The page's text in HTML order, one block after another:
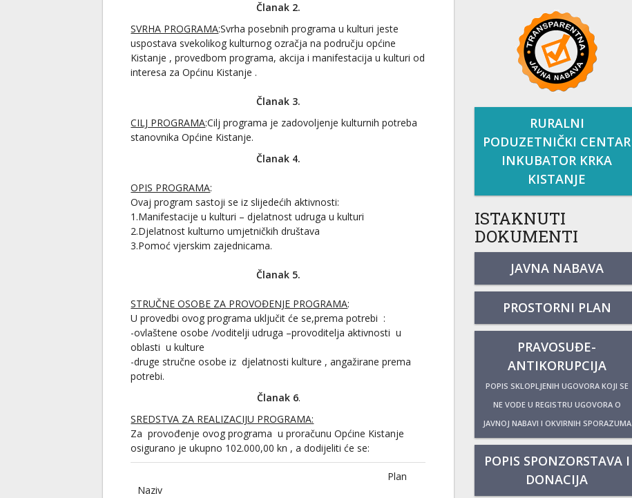
Članak 2.
SVRHA PROGRAMA:Svrha posebnih programa u kulturi jeste
uspostava svekolikog kulturnog ozračja na području općine
Kistanje , provedbom programa, akcija i manifestacija u kulturi od
interesa za Općinu Kistanje .
Članak 3.
CILJ PROGRAMA:Cilj programa je zadovoljenje kulturnih potreba
stanovnika Općine Kistanje.
Članak 4.
OPIS PROGRAMA:
Ovaj program sastoji se iz slijedećih aktivnosti:
1.Manifestacije u kulturi – djelatnost udruga u kulturi
2.Djelatnost kulturno umjetničkih društava
3.Pomoć vjerskim zajednicama.
Članak 5.
STRUČNE OSOBE ZA PROVOĐENJE PROGRAMA:
U provedbi ovog programa uključit će se,prema potrebi :
-ovlaštene osobe /voditelji udruga –provoditelja aktivnosti u
oblasti u kulture
-druge stručne osobe iz djelatnosti kulture , angažirane prema
potrebi.
Članak 6.
SREDSTVA ZA REALIZACIJU PROGRAMA:
Za provođenje ovog programa u proračunu Općine Kistanje
osigurano je ukupno 102.000,00 kn , a dodijeliti će se:
Naziv
Plan
RURALNI
PODUZETNIČKI CENTAR
INKUBATOR KRKA
KISTANJE
ISTAKNUTI
DOKUMENTI
JAVNA NABAVA
PROSTORNI PLAN
PRAVOSUĐE-
ANTIKORUPCIJA
POPIS SKLOPLJENIH UGOVORA KOJI SE
NE VODE U REGISTRU UGOVORA O
JAVNOJ NABAVI I OKVIRNIH SPORAZUMA
POPIS SPONZORSTAVA I
DONACIJA